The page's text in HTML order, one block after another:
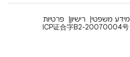
מידע משפטי רישיון
פרטיות
ICP证合字B2-20070004号